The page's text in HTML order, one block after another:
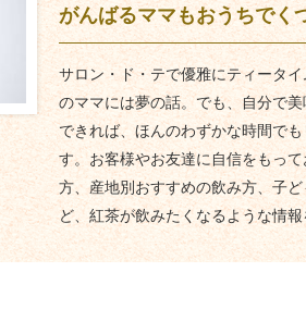
がんばるママもおうちでく
サロン・ド・テで優雅にティータ
のママには夢の話。でも、自分で
できれば、ほんのわずかな時間で
す。お客様やお友達に自信をもっ
方、産地別おすすめの飲み方、子
ど、紅茶が飲みたくなるような情